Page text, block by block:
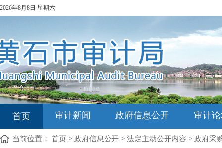
2026年8月8日 星期六
首页 审计新闻 政府信息公开 审计
当前位置： 首页 > 政府信息公开 > 法定主动公开内容 > 政府采